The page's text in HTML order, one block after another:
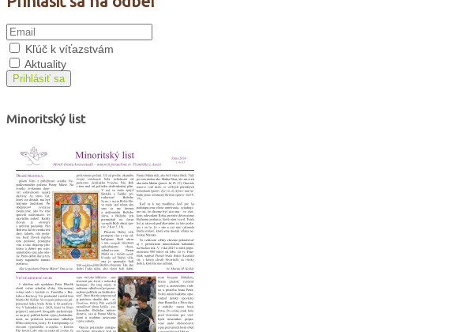
Kľúč k víťazstvám
Aktuality
Prihlásiť sa
Minoritský list